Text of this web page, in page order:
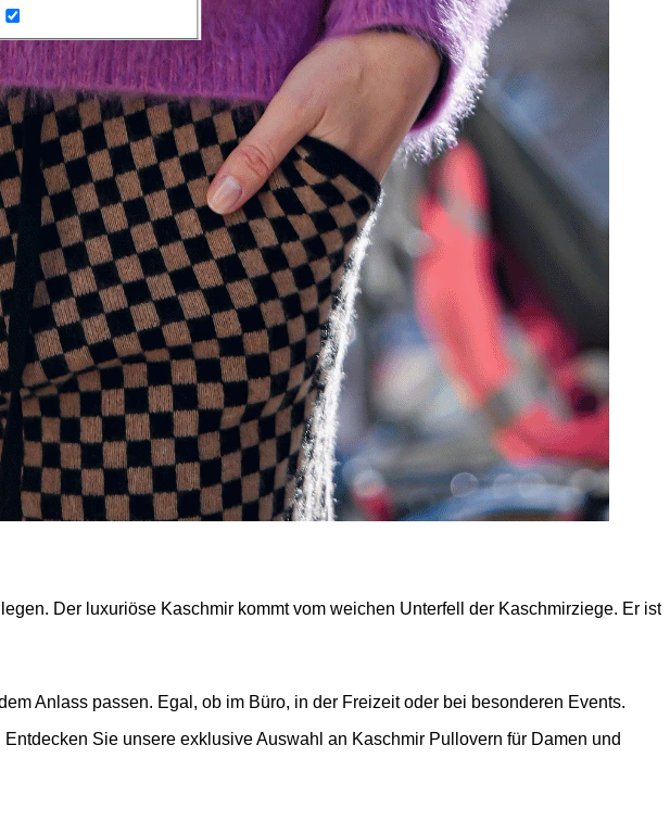
Der luxuriöse Kaschmir kommt vom weichen Unterfell der Kaschmirziege. Er ist
Anlass passen. Egal, ob im Büro, in der Freizeit oder bei besonderen Events.
Sie unsere exklusive Auswahl an Kaschmir Pullovern für Damen und